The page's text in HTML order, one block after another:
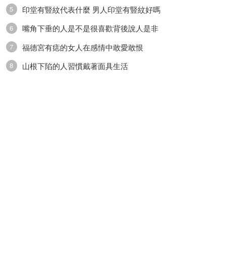
5 印堂有豎紋代表什麼 男人印堂有豎紋好嗎
6 嘴角下垂的人是不是很喜歡背後說人是非
7 福德宮有痣的女人在感情中敢愛敢恨
8 山根下陷的人習慣戴著面具生活